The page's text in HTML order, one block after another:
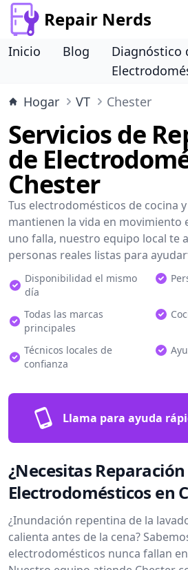
Repair Nerds
Inicio Blog
Diagnóstico
Hogar
VT Chester
Servicios de
de
Chester
Tus electrodomésticos de cocina
mantienen la vida en movimiento
uno falla, nuestro equipo local te
personas reales listas para
Disponibilidad el mismo
día
Todas las marcas
principales
Técnicos locales de
confianza
Llama para ayuda
¿Necesitas
Electrodomésticos en
¿Inundación repentina de la
calienta antes de la cena?
electrodomésticos nunca fallan